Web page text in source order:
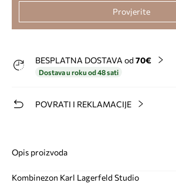
Provjerite
BESPLATNA DOSTAVA od 70€
Dostava u roku od 48 sati
POVRATI I REKLAMACIJE
Opis proizvoda
Kombinezon Karl Lagerfeld Studio